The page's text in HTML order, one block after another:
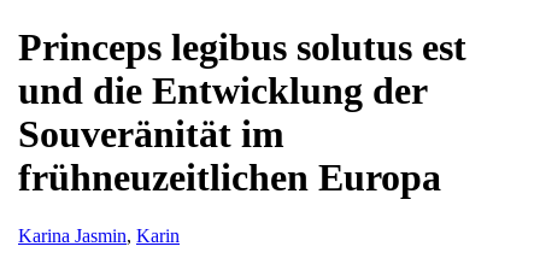
Princeps legibus solutus est
und die Entwicklung der
Souveränität im
frühneuzeitlichen Europa
Karina Jasmin, Karin